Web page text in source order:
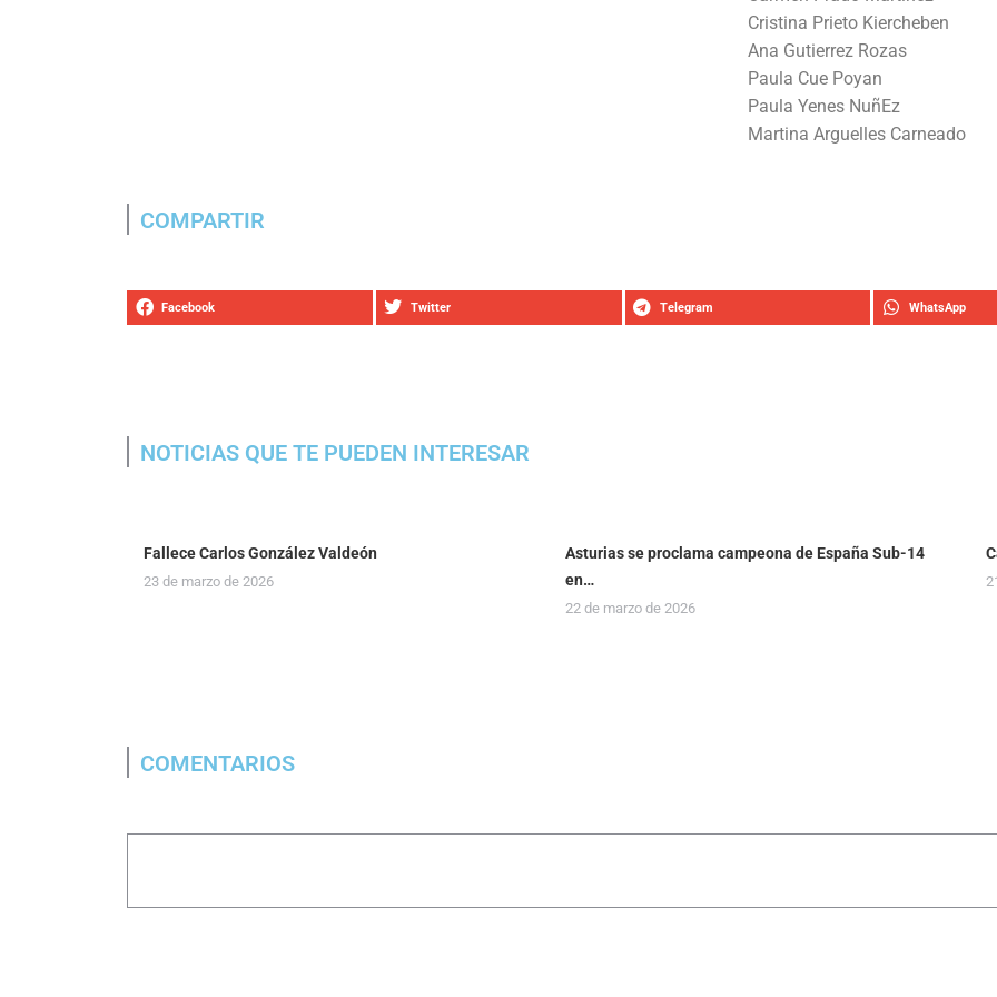
Cristina Prieto Kiercheben
Ana Gutierrez Rozas
Paula Cue Poyan
Paula Yenes NuñEz
Martina Arguelles Carneado
COMPARTIR
Facebook Twitter Telegram WhatsApp
NOTICIAS QUE TE PUEDEN INTERESAR
Fallece Carlos González Valdeón
23 de marzo de 2026
Asturias se proclama campeona de España Sub-14
en…
22 de marzo de 2026
COMENTARIOS